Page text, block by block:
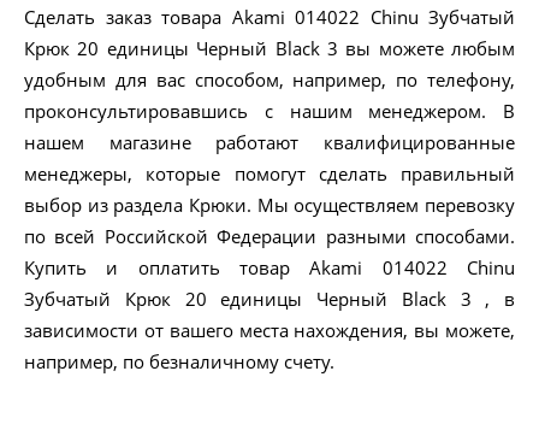
Сделать заказ товара Akami 014022 Chinu Зубчатый
Крюк 20 единицы Черный Black 3 вы можете любым
удобным для вас способом, например, по телефону,
проконсультировавшись с нашим менеджером. В
нашем магазине работают квалифицированные
менеджеры, которые помогут сделать правильный
выбор из раздела Крюки. Мы осуществляем перевозку
по всей Российской Федерации разными способами.
Купить и оплатить товар Akami 014022 Chinu
Зубчатый Крюк 20 единицы Черный Black 3 , в
зависимости от вашего места нахождения, вы можете,
например, по безналичному счету.